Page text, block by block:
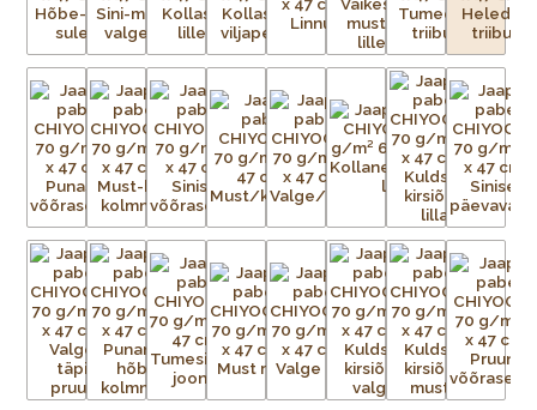
Chiyogami imitatsiooniga pabereid toodetakse praegu
ofsettrükiga teistes Aasia riikides. Ärge laske end petta
madalama kvaliteediga imitatsioonidest, mis tõenäoliselt
pleegivad kiiremini ja aluspaber millele trükitakse ei ole nii
tugev ja sitke kui originaalpaberitel. Ehtsate Jaapani siiditrükiste
erksuse ja tugevusega need ei võistle.
Iga Chiyogami lehe valmistamine on uskumatult töömahukas
protsess. Esialgsest kujutisest tuleb valmistada terve hulk
mustriga trükivõrke, mis on terve paberilehe suurused, üks
võrk iga mustris nähtava värvi kohta.
Aluspaber liimitakse esmalt ajutiselt tasasele pinnale.
Tänapäeval on kasutusel plast- ja metallvõrgud. Metallraami
peale pingutatud võrgule kantakse valgustundliku emulsiooni